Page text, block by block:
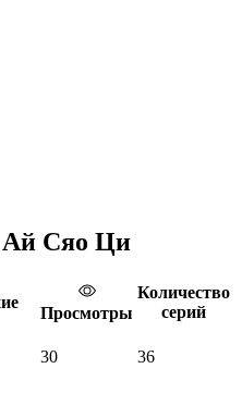
Ай Сяо Ци
Просмотры
Количество
серий
30 36